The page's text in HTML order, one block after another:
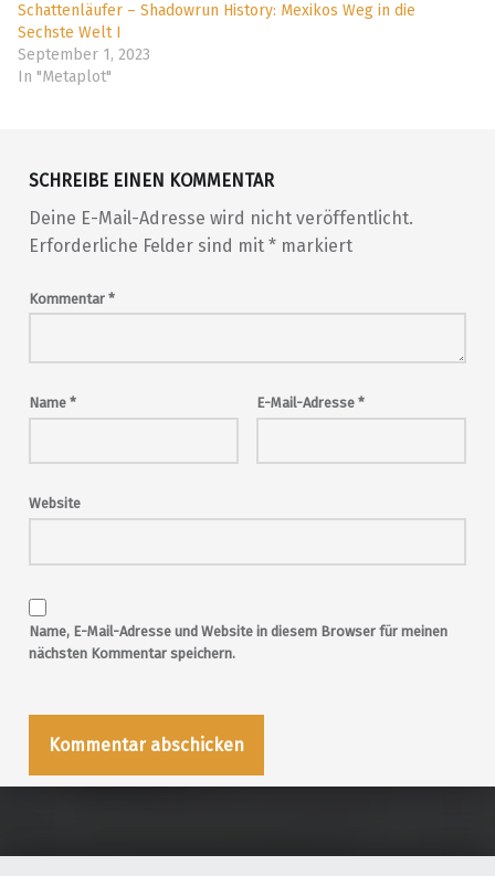
Schattenläufer – Shadowrun History: Mexikos Weg in die
Sechste Welt I
September 1, 2023
In "Metaplot"
SCHREIBE EINEN KOMMENTAR
Deine E-Mail-Adresse wird nicht veröffentlicht.
Erforderliche Felder sind mit *markiert
Kommentar *
Name * E-Mail-Adresse *
Website
Name, E-Mail-Adresse und Website in diesem Browser für meinen
nächsten Kommentar speichern.